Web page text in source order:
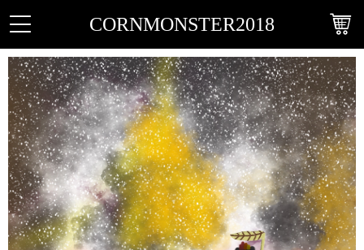
CORNMONSTER2018